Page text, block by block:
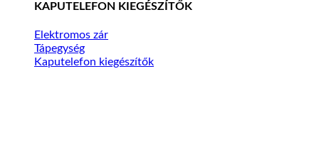
KAPUTELEFON KIEGÉSZÍTŐK
Elektromos zár
Tápegység
Kaputelefon kiegészítők